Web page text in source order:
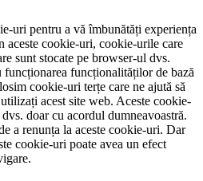
uri pentru a vă îmbunătăți experiența
aceste cookie-uri, cookie-urile care
sunt stocate pe browser-ul dvs.
funcționarea funcționalităților de bază
cookie-uri terțe care ne ajută să
acest site web. Aceste cookie-
doar cu acordul dumneavoastră.
a renunța la aceste cookie-uri. Dar
cookie-uri poate avea un efect